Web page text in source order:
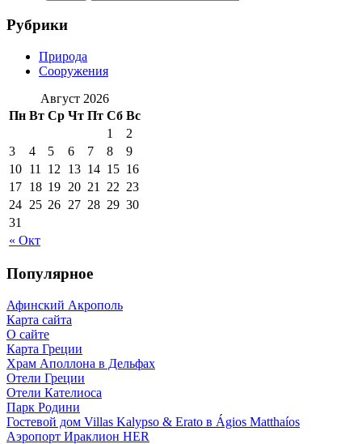
Рубрики
Природа
Сооружения
Август 2026
Пн Вт Ср Чт Пт Сб Вс
« Окт
1
2
3
4 5 6 7 8
9
10 11 12 13 14 15 16
17 18 19 20 21 22 23
24 25 26 27 28 29 30
31
Популярное
Афинский Акрополь
Карта сайта
О сайте
Карта Греции
Храм Аполлона в Дельфах
Отели Греции
Отели Кателиоса
Парк Родини
Гостевой дом Villas Kalypso & Erato в Ágios Matthaíos
Аэропорт Ираклион HER